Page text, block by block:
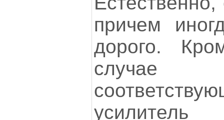
причем
дорого.
случае